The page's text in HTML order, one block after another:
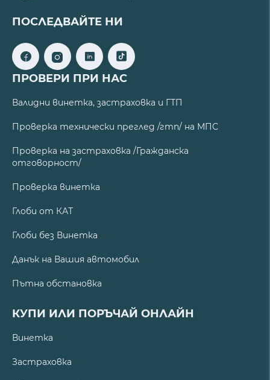
ПОСЛЕДВАЙТЕ НИ
ПРОВЕРИ ПРИ НАС
Валидни винетка, застраховка и ГТП
Проверка технически преглед /гтп/ на МПС
Проверка на застраховка /Гражданска
отговорност/
Проверка винетка
Глоби от КАТ
Глоби без Винетка
Данък на Вашия автомобил
Пътна обстановка
КУПИ ИЛИ ПОРЪЧАЙ ОНЛАЙН
Винетка
Застраховка